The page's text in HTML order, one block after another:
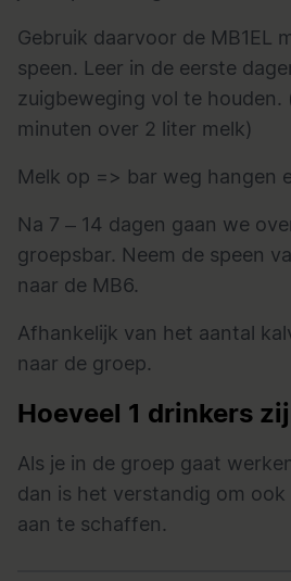
Gebruik daarvoor de MB1EL
speen. Leer in de eerste
zuigbeweging vol te houden.
minuten over 2 liter melk)
Melk op => bar weg hangen
Na 7 – 14 dagen gaan we
groepsbar. Neem de speen
naar de MB6.
Afhankelijk van het aantal
naar de groep.
Hoeveel 1 drinkers
Als je in de groep gaat
dan is het verstandig om ook
aan te schaffen.